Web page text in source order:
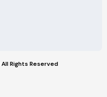
Rights Reserved